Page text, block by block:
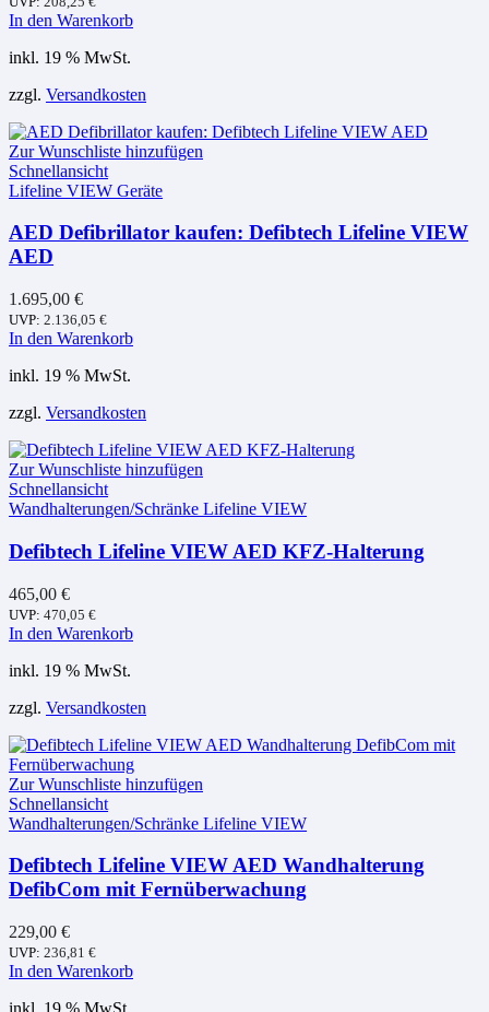
In den Warenkorb
inkl. 19 % MwSt.
zzgl. Versandkosten
Zur Wunschliste hinzufügen
Schnellansicht
Lifeline VIEW Geräte
AED Defibrillator kaufen: Defibtech Lifeline VIEW
AED
1.695,00 €
UVP: 2.136,05 €
In den Warenkorb
inkl. 19 % MwSt.
zzgl. Versandkosten
Zur Wunschliste hinzufügen
Schnellansicht
Wandhalterungen/Schränke Lifeline VIEW
Defibtech Lifeline VIEW AED KFZ-Halterung
465,00 €
UVP: 470,05 €
In den Warenkorb
inkl. 19 % MwSt.
zzgl. Versandkosten
Zur Wunschliste hinzufügen
Schnellansicht
Wandhalterungen/Schränke Lifeline VIEW
Defibtech Lifeline VIEW AED Wandhalterung
DefibCom mit Fernüberwachung
229,00 €
UVP: 236,81 €
In den Warenkorb
inkl. 19 % MwSt.